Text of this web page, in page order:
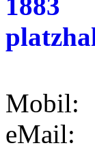
Mobil:
eMail: